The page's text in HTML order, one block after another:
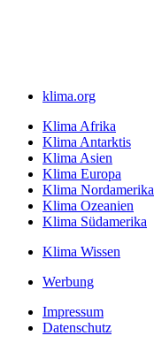
klima.org
Klima Afrika
Klima Antarktis
Klima Asien
Klima Europa
Klima Nordamerika
Klima Ozeanien
Klima Südamerika
Klima Wissen
Werbung
Impressum
Datenschutz